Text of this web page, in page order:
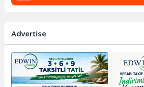
Advertise